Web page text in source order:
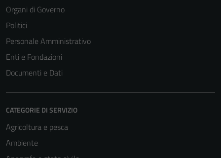
Organi di Governo
Politici
Personale Amministrativo
Enti e Fondazioni
Documenti e Dati
CATEGORIE DI SERVIZIO
Agricoltura e pesca
Ambiente